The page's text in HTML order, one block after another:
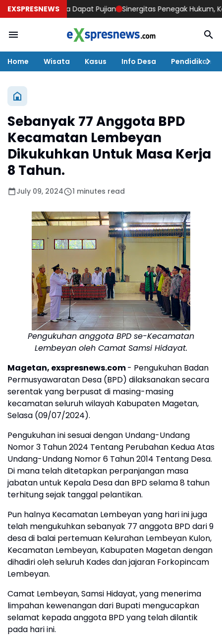
EXSPRESNEWS
Ngawi Kota Dapat Pujian Sinergitas Penegak Hukum,
Home Wisata Kasus Info Desa Pendidikan
Sebanyak 77 Anggota BPD
Kecamatan Lembeyan
Dikukuhkan Untuk Masa Kerja
8 Tahun.
July 09, 2024 1 minutes read
Pengukuhan anggota BPD se-Kecamatan
Lembeyan oleh Camat Samsi Hidayat.
Magetan, exspresnews.com- Pengukuhan Badan
Permusyawaratan Desa (BPD) dilaksanakan secara
serentak yang berpusat di masing-masing
kecamatan seluruh wilayah Kabupaten Magetan,
Selasa (09/07/2024).
Pengukuhan ini sesuai dengan Undang-Undang
Nomor 3 Tahun 2024 Tentang Perubahan Kedua Atas
Undang-Undang Nomor 6 Tahun 2014 Tentang Desa.
Di mana telah ditetapkan perpanjangan masa
jabatan untuk Kepala Desa dan BPD selama 8 tahun
terhitung sejak tanggal pelantikan.
Pun halnya Kecamatan Lembeyan yang hari ini juga
telah mengukuhkan sebanyak 77 anggota BPD dari 9
desa di balai pertemuan Kelurahan Lembeyan Kulon,
Kecamatan Lembeyan, Kabupaten Magetan dengan
dihadiri oleh seluruh Kades dan jajaran Forkopincam
Lembeyan.
Camat Lembeyan, Samsi Hidayat, yang menerima
limpahan kewenangan dari Bupati mengucapkan
selamat kepada anggota BPD yang telah dilantik
pada hari ini.